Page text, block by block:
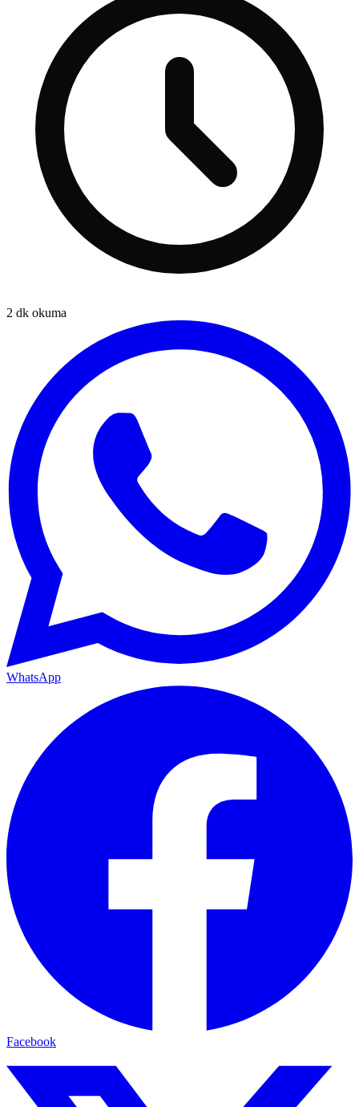
2 dk okuma
WhatsApp
Facebook